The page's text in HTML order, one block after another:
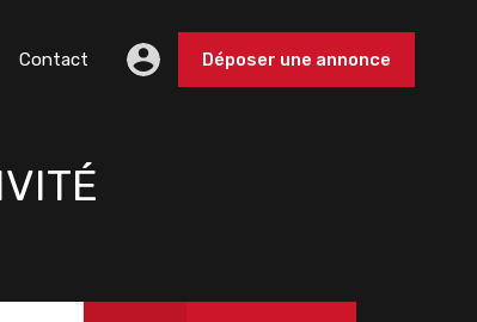
Contact Déposer une annonce